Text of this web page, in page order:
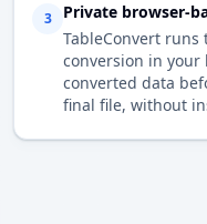
3
Private browser-
TableConvert
conversion in your
converted data
final file, without